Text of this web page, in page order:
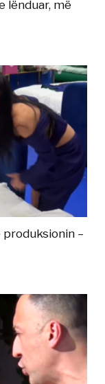
lënduar, më
–